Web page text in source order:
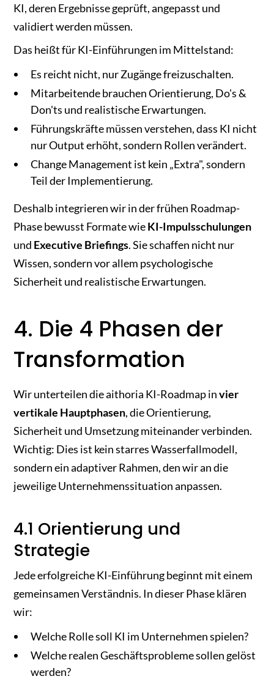
KI, deren Ergebnisse geprüft, angepasst und
validiert werden müssen.
Das heißt für KI-Einführungen im Mittelstand:
Es reicht nicht, nur Zugänge freizuschalten.
Mitarbeitende brauchen Orientierung, Do's &
Don'ts und realistische Erwartungen.
Führungskräfte müssen verstehen, dass KI nicht
nur Output erhöht, sondern Rollen verändert.
Change Management ist kein „Extra", sondern
Teil der Implementierung.
Deshalb integrieren wir in der frühen Roadmap-
Phase bewusst Formate wieKI-Impulsschulungen
und Executive Briefings. Sie schaffen nicht nur
Wissen, sondern vor allem psychologische
Sicherheit und realistische Erwartungen.
4. Die 4 Phasen der
Transformation
Wir unterteilen die aithoria KI-Roadmap invier
vertikale Hauptphasen, die Orientierung,
Sicherheit und Umsetzung miteinander verbinden.
Wichtig: Dies ist kein starres Wasserfallmodell,
sondern ein adaptiver Rahmen, den wir an die
jeweilige Unternehmenssituation anpassen.
4.1 Orientierung und
Strategie
Jede erfolgreiche KI-Einführung beginnt mit einem
gemeinsamen Verständnis. In dieser Phase klären
wir:
Welche Rolle soll KI im Unternehmen spielen?
Welche realen Geschäftsprobleme sollen gelöst
werden?